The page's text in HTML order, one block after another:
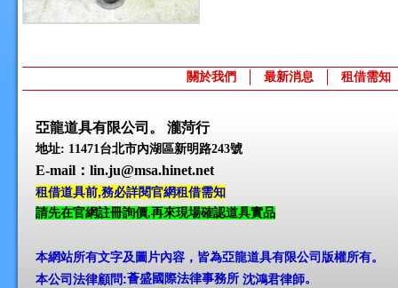
關於我們 最新消息 租借需知
亞龍道具有限公司。 瀧菏行
地址: 11471台北市內湖區新明路243號
E-mail ：lin.ju@msa.hinet.net
租借道具前,務必詳閱官網租借需知
請先在官網註冊詢價,再來現場確認道具實品
本網站所有文字及圖片內容，皆為亞龍道具有限公司版權所有。
本公司法律顧問:薈盛國際法律事務所 沈鴻君律師。